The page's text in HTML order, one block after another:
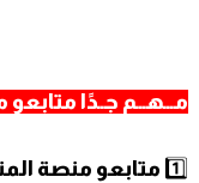
مـــهـــم جــدًا
1️⃣ متابعو منصة